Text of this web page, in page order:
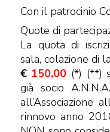
Con il patrocinio
Quote di
La quota di
sala, colazione di
€ 150,00 (*) (**)
già socio
all’Associazione
rinnovo anno